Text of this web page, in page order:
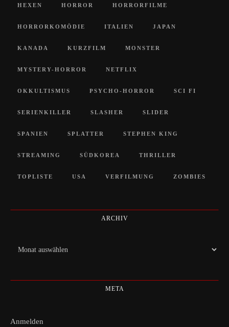
HEXEN HORROR HORRORFILME
HORRORKOMÖDIE ITALIEN JAPAN
KANADA KURZFILM MONSTER
MYSTERY-HORROR NETFLIX
OKKULTISMUS PSYCHO-HORROR SCI FI
SERIENKILLER SLASHER SLIDER
SPANIEN SPLATTER STEPHEN KING
STREAMING SÜDKOREA THRILLER
TOPLISTE USA VERFILMUNG ZOMBIES
ARCHIV
Archiv
META
Anmelden